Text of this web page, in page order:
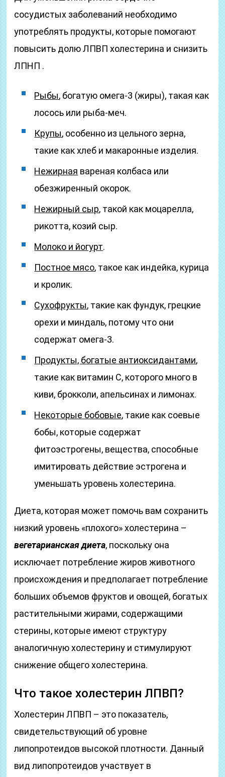
сосудистых заболеваний необходимо
употреблять продукты, которые помогают
повысить долю ЛПВП холестерина и снизить
ЛПНП .
Рыбы, богатую омега-3 (жиры), такая как
лосось или рыба-меч.
Крупы, особенно из цельного зерна,
такие как хлеб и макаронные изделия.
Нежирная вареная колбаса или
обезжиренный окорок.
Нежирный сыр, такой как моцарелла,
рикотта, козий сыр.
Молоко и йогурт.
Постное мясо, такое как индейка, курица
и кролик.
Сухофрукты, такие как фундук, грецкие
орехи и миндаль, потому что они
содержат омега-3.
Продукты, богатые антиоксидантами,
такие как витамин C, которого много в
киви, брокколи, апельсинах и лимонах.
Некоторые бобовые, такие как соевые
бобы, которые содержат
фитоэстрогены, вещества, способные
имитировать действие эстрогена и
уменьшать уровень холестерина.
Диета, которая может помочь вам сохранить
низкий уровень «плохого» холестерина –
вегетарианская диета, поскольку она
исключает потребление жиров животного
происхождения и предполагает потребление
больших объемов фруктов и овощей, богатых
растительными жирами, содержащими
стерины, которые имеют структуру
аналогичную холестерину и стимулируют
снижение общего холестерина.
Что такое холестерин ЛПВП?
Холестерин ЛПВП – это показатель,
свидетельствующий об уровне
липопротеидов высокой плотности. Данный
вид липопротеидов участвует в